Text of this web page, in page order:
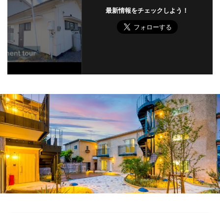
最新情報をチェックしよう！